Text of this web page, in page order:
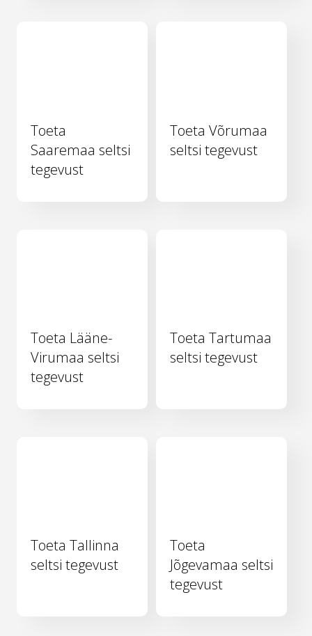
Toeta
Saaremaa seltsi
tegevust
Toeta Võrumaa
seltsi tegevust
Toeta Lääne-
Virumaa seltsi
tegevust
Toeta Tartumaa
seltsi tegevust
Toeta Tallinna
seltsi tegevust
Toeta
Jõgevamaa seltsi
tegevust